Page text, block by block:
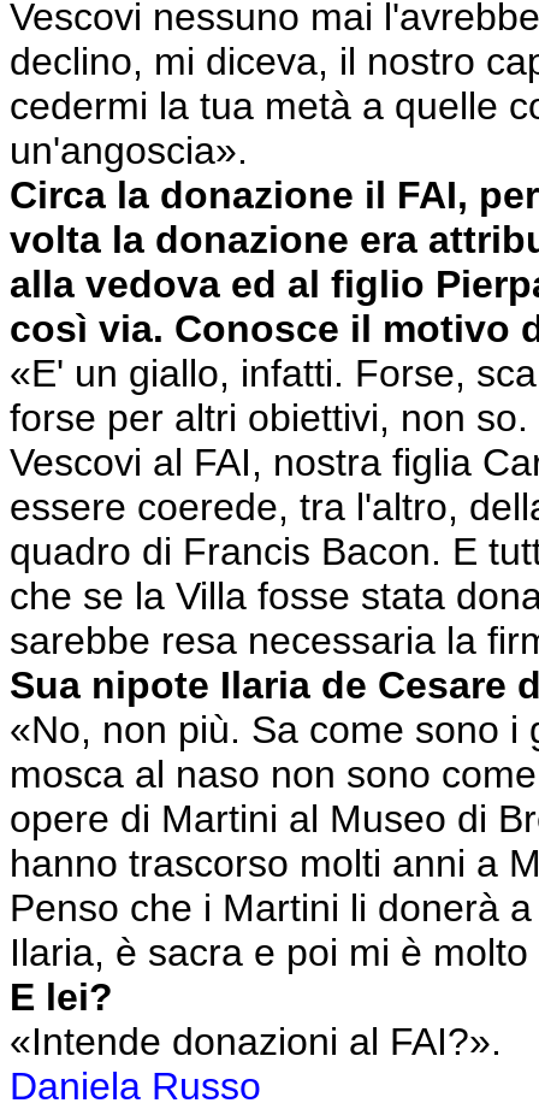
Vescovi nessuno mai
declino, mi diceva, il nostro
cedermi la tua metà a quelle
un'angoscia».
Circa la donazione il FAI,
volta la donazione era
alla vedova ed al figlio
così via. Conosce il motivo
«E' un giallo, infatti. Forse,
forse per altri obiettivi, non
Vescovi al FAI, nostra figlia
essere coerede, tra l'altro,
quadro di Francis Bacon. E
che se la Villa fosse stata
sarebbe resa necessaria la
Sua nipote Ilaria de Cesare
«No, non più. Sa come sono
mosca al naso non sono
opere di Martini al Museo di
hanno trascorso molti anni a
Penso che i Martini li donerà
Ilaria, è sacra e poi mi è
E lei?
«Intende donazioni al FAI?».
Daniela Russo